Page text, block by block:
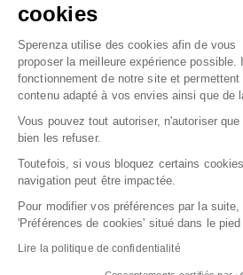
NOTRE SOCIÉTÉ
NOS MARQUES
NOS RAYONS
2026
Conception &
cookies
Sperenza utilise des cookies afin de vous
proposer la meilleure expérience possible.
fonctionnement de notre site et
contenu adapté à vos envies ainsi que de
Vous pouvez tout autoriser, n'autoriser
bien les refuser.
Toutefois, si vous bloquez certains
navigation peut être impactée.
Pour modifier vos préférences par la
'Préférences de cookies' situé dans le pied
Lire la politique de confidentialité